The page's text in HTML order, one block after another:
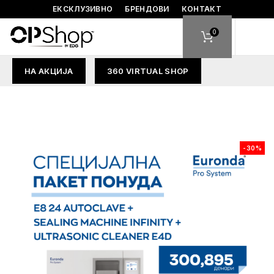
ЕКСКЛУЗИВНО БРЕНДОВИ КОНТАКТ
0
НА АКЦИЈА 360 VIRTUAL SHOP
-30%